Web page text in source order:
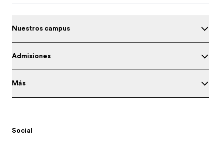
Nuestros campus
Admisiones
Más
Social